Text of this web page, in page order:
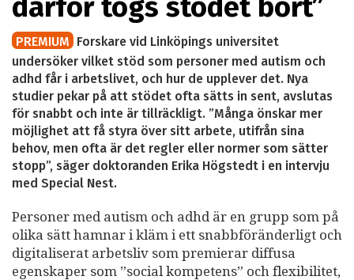
PREMIUM Forskare vid Linköpings universitet
undersöker vilket stöd som personer med autism och
adhd får i arbetslivet, och hur de upplever det. Nya
studier pekar på att stödet ofta sätts in sent, avslutas
för snabbt och inte är tillräckligt. ”Många önskar mer
möjlighet att få styra över sitt arbete, utifrån sina
behov, men ofta är det regler eller normer som sätter
stopp”, säger doktoranden Erika Högstedt i en intervju
med Special Nest.
Personer med autism och adhd är en grupp som på
olika sätt hamnar i kläm i ett snabbföränderligt och
digitaliserat arbetsliv som premierar diffusa
egenskaper som ”social kompetens” och flexibilitet,